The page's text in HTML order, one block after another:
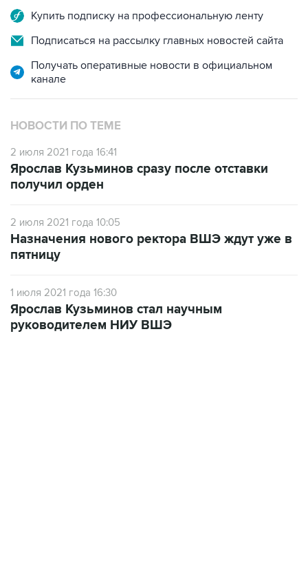
Купить подписку на профессиональную ленту
Подписаться на рассылку главных новостей сайта
Получать оперативные новости в официальном
канале
НОВОСТИ ПО ТЕМЕ
2 июля 2021 года 16:41
Ярослав Кузьминов сразу после отставки
получил орден
2 июля 2021 года 10:05
Назначения нового ректора ВШЭ ждут уже в
пятницу
1 июля 2021 года 16:30
Ярослав Кузьминов стал научным
руководителем НИУ ВШЭ